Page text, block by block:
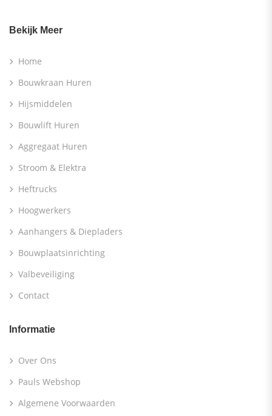
Bekijk Meer
Home
Bouwkraan Huren
Hijsmiddelen
Bouwlift Huren
Aggregaat Huren
Stroom & Elektra
Heftrucks
Hoogwerkers
Aanhangers & Diepladers
Bouwplaatsinrichting
Valbeveiliging
Contact
Informatie
Over Ons
Pauls Webshop
Algemene Voorwaarden